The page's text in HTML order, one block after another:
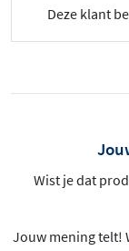
Deze klant
Wist je dat
Jouw mening telt!